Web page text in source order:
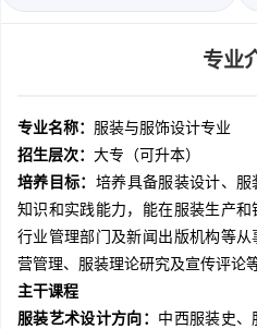
专业
专业名称： 服装与服饰设计专业
招生层次： 大专（可升本）
培养目标： 培养具备服装设计、
知识和实践能力，能在服装生产
行业管理部门及新闻出版机构等
营管理、服装理论研究及宣传评论
主干课程
服装艺术设计方向： 中西服装史、